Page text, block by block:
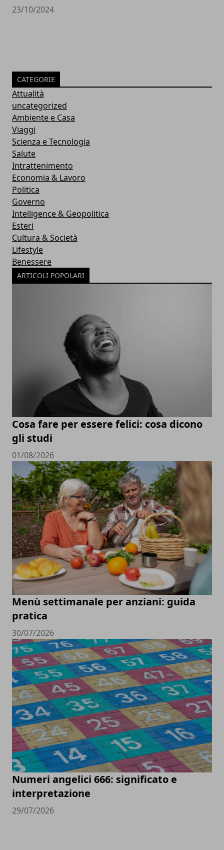
23/10/2024
CATEGORIE
Attualità
uncategorized
Ambiente e Casa
Viaggi
Scienza e Tecnologia
Salute
Intrattenimento
Economia & Lavoro
Politica
Governo
Intelligence & Geopolitica
Esteri
Cultura & Società
Lifestyle
Benessere
ARTICOLI POPOLARI
Cosa fare per essere felici: cosa dicono
gli studi
01/08/2026
Menù settimanale per anziani: guida
pratica
30/07/2026
Numeri angelici 666: significato e
interpretazione
29/07/2026